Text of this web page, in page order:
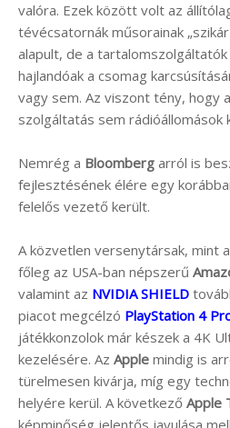
valóra. Ezek között volt az
tévécsatornák műsorainak
alapult, de a
hajlandóak a csomag
vagy sem. Az viszont tény, hogy
szolgáltatás sem rádióállomások
Nemrég a Bloomberg arról is
fejlesztésének élére egy
felelős vezető került.
A közvetlen versenytársak, mint a
főleg az USA-ban népszerű
valamint az NVIDIA SHIELD
piacot megcélzó PlayStation 4
játékkonzolok már készek a 4K
kezelésére. Az Apple mindig is
türelmesen kivárja, míg egy
helyére kerül. A következő Apple